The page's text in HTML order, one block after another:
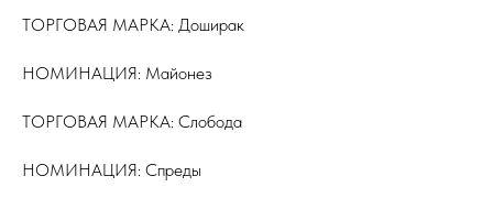
ТОРГОВАЯ МАРКА: Доширак
НОМИНАЦИЯ: Майонез
ТОРГОВАЯ МАРКА: Слобода
НОМИНАЦИЯ: Спреды